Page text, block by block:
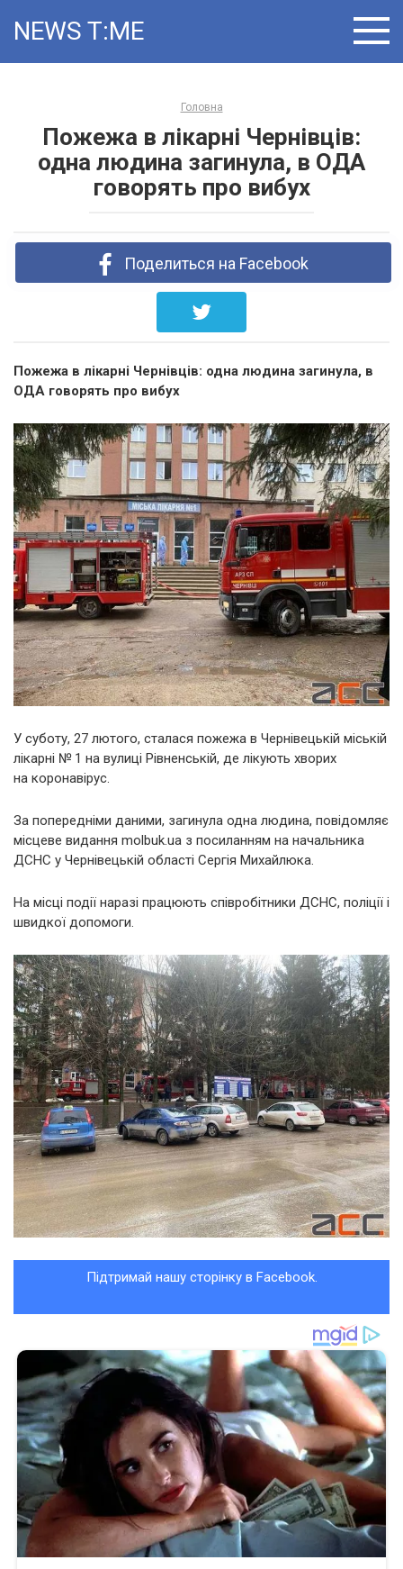
NEWS T:ME
Головна
Пожежа в лікарні Чернівців:
одна людина загинула, в ОДА
говорять про вибух
Поделиться на Facebook
Пожежа в лікарні Чернівців: одна людина загинула, в
ОДА говорять про вибух
У суботу, 27 лютого, сталася пожежа в Чернівецькій міській
лікарні № 1 на вулиці Рівненській, де лікують хворих
на коронавірус.
За попередніми даними, загинула одна людина, повідомляє
місцеве видання molbuk.ua з посиланням на начальника
ДСНС у Чернівецькій області Сергія Михайлюка.
На місці події наразі працюють співробітники ДСНС, поліції і
швидкої допомоги.
Підтримай нашу сторінку в Facebook.